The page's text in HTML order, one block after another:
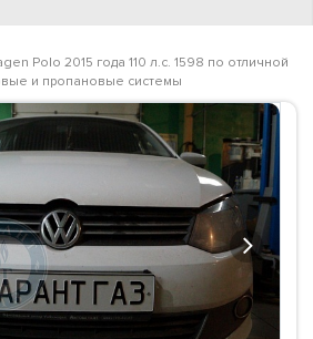
Polo 2015 года 110 л.с. 1598 по отличной
и пропановые системы
Next